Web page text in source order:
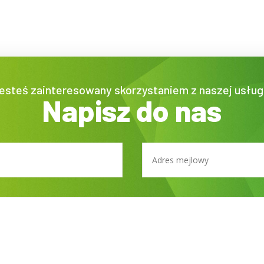
zainteresowany skorzystaniem z naszej
Napisz do nas